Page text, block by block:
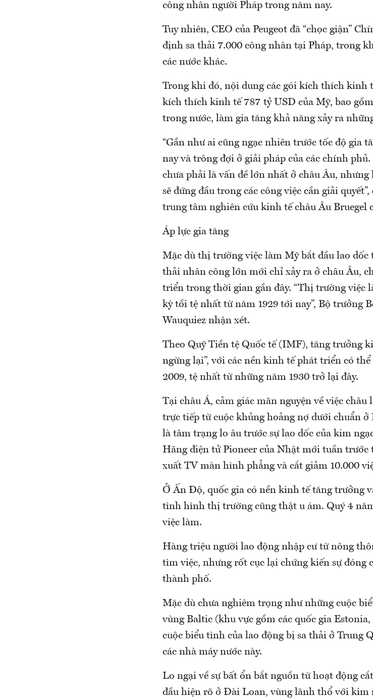
công nhân người Pháp trong năm nay.
Tuy nhiên, CEO của Peugeot đã “chọc giận”
định sa thải 7.000 công nhân tại Pháp, trong
các nước khác.
Trong khi đó, nội dung các gói kích thích kinh
kích thích kinh tế 787 tỷ USD của Mỹ, bao
trong nước, làm gia tăng khả năng xảy ra
“Gần như ai cũng ngạc nhiên trước tốc độ gia
nay và trông đợi ở giải pháp của các chính
chưa phải là vấn đề lớn nhất ở châu Âu, nhưng
sẽ đứng đầu trong các công việc cần giải
trung tâm nghiên cứu kinh tế châu Âu Bruegel
Áp lực gia tăng
Mặc dù thị trường việc làm Mỹ bắt đầu lao dốc
thải nhân công lớn mới chỉ xảy ra ở châu Âu,
triển trong thời gian gần đây. “Thị trường việc
kỳ tồi tệ nhất từ năm 1929 tới nay”, Bộ trưởng
Wauquiez nhận xét.
Theo Quỹ Tiền tệ Quốc tế (IMF), tăng trưởng
ngừng lại”, với các nền kinh tế phát triển có
2009, tệ nhất từ những năm 1930 trở lại đây.
Tại châu Á, cảm giác mãn nguyện về việc
trực tiếp từ cuộc khủng hoảng nợ dưới chuẩn ở
là tâm trạng lo âu trước sự lao dốc của kim
Hãng điện tử Pioneer của Nhật mới tuần trước
xuất TV màn hình phẳng và cắt giảm 10.000
Ở Ấn Độ, quốc gia có nền kinh tế tăng trưởng
tình hình thị trường cũng thật u ám. Quý 4
việc làm.
Hàng triệu người lao động nhập cư từ nông
tìm việc, nhưng rốt cục lại chứng kiến sự đóng
thành phố.
Mặc dù chưa nghiêm trọng như những cuộc
vùng Baltic (khu vực gồm các quốc gia
cuộc biểu tình của lao động bị sa thải ở Trung
các nhà máy nước này.
Lo ngại về sự bất ổn bắt nguồn từ hoạt động
đầu hiện rõ ở Đài Loan, vùng lãnh thổ với kim